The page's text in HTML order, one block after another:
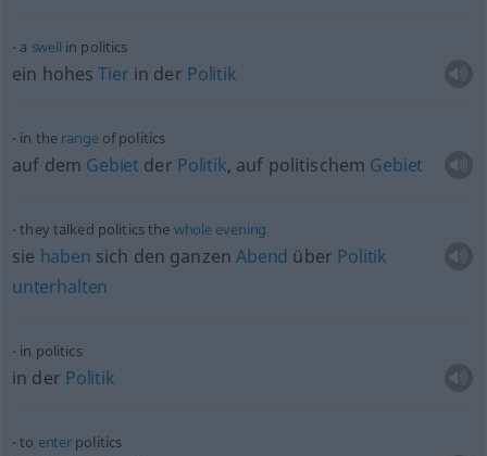
a swell in politics
ein hohesTier in der Politik
in the rangeof politics
auf dem Gebiet der Politik, auf politischem Gebiet
they talked politics the whole evening
sie haben sich den ganzenAbend über Politik
unterhalten
in politics
in der Politik
to enter politics